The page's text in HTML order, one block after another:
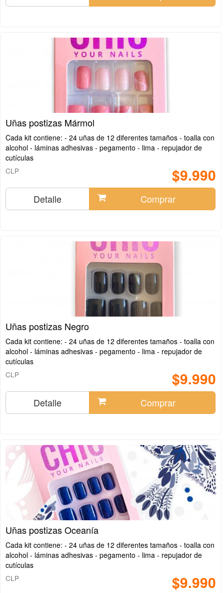
Uñas postizas Mármol
Cada kit contiene: - 24 uñas de 12 diferentes tamaños - toalla con
alcohol - láminas adhesivas - pegamento - lima - repujador de
cutículas
$9.990
CLP
Detalle Comprar
Uñas postizas Negro
Cada kit contiene: - 24 uñas de 12 diferentes tamaños - toalla con
alcohol - láminas adhesivas - pegamento - lima - repujador de
cutículas
$9.990
CLP
Detalle Comprar
Uñas postizas Oceanía
Cada kit contiene: - 24 uñas de 12 diferentes tamaños - toalla con
alcohol - láminas adhesivas - pegamento - lima - repujador de
cutículas
$9.990
CLP